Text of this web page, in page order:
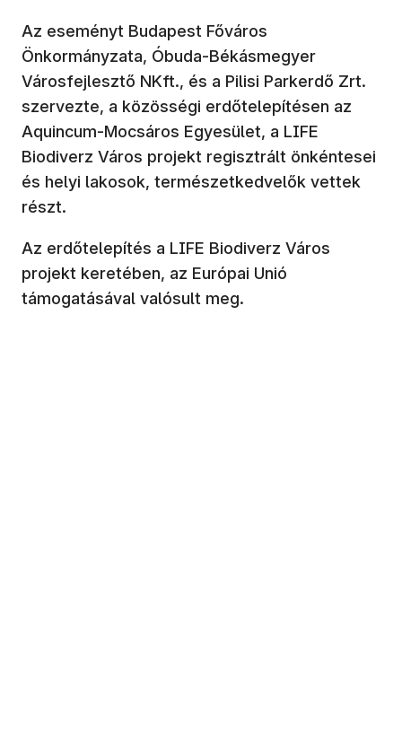
Az eseményt Budapest Főváros
Önkormányzata, Óbuda-Békásmegyer
Városfejlesztő NKft., és a Pilisi Parkerdő Zrt.
szervezte, a közösségi erdőtelepítésen az
Aquincum-Mocsáros Egyesület, a LIFE
Biodiverz Város projekt regisztrált önkéntesei
és helyi lakosok, természetkedvelők vettek
részt.
Az erdőtelepítés a LIFE Biodiverz Város
projekt keretében, az Európai Unió
támogatásával valósult meg.